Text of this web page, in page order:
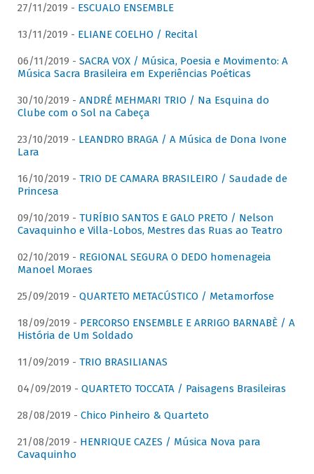
27/11/2019 - ESCUALO ENSEMBLE
13/11/2019 - ELIANE COELHO / Recital
06/11/2019 - SACRA VOX / Música, Poesia e Movimento: A
Música Sacra Brasileira em Experiências Poéticas
30/10/2019 - ANDRÉ MEHMARI TRIO / Na Esquina do
Clube com o Sol na Cabeça
23/10/2019 - LEANDRO BRAGA / A Música de Dona Ivone
Lara
16/10/2019 - TRIO DE CAMARA BRASILEIRO / Saudade de
Princesa
09/10/2019 - TURÍBIO SANTOS E GALO PRETO / Nelson
Cavaquinho e Villa-Lobos, Mestres das Ruas ao Teatro
02/10/2019 - REGIONAL SEGURA O DEDO homenageia
Manoel Moraes
25/09/2019 - QUARTETO METACÚSTICO / Metamorfose
18/09/2019 - PERCORSO ENSEMBLE E ARRIGO BARNABÈ / A
História de Um Soldado
11/09/2019 - TRIO BRASILIANAS
04/09/2019 - QUARTETO TOCCATA / Paisagens Brasileiras
28/08/2019 - Chico Pinheiro & Quarteto
21/08/2019 - HENRIQUE CAZES / Música Nova para
Cavaquinho